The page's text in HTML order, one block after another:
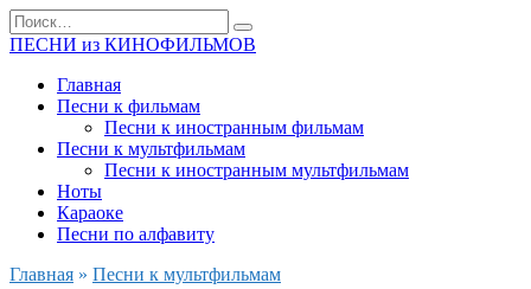
Перейти
к
Search
for:
ПЕСНИ из КИНОФИЛЬМОВ
Главная
Песни к фильмам
Песни к иностранным фильмам
Песни к мультфильмам
Песни к иностранным мультфильмам
Ноты
Караоке
Песни по алфавиту
Главная » Песни к мультфильмам